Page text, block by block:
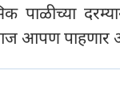
आज आपण पाहणार